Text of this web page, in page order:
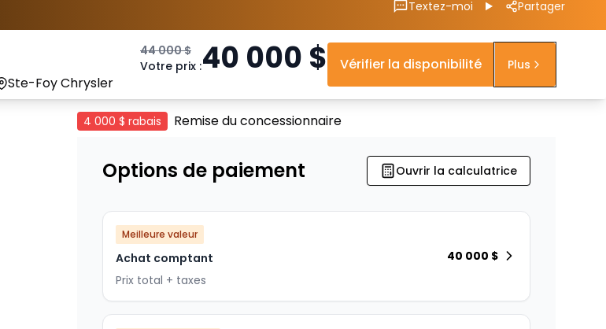
Textez-moi Partager
Ste-Foy Chrysler
44 000$
Votre prix :40 000 $ Vérifier la disponibilité Plus
4 000 $ rabais Remise du concessionnaire
Options de paiement Ouvrir la calculatrice
Meilleure valeur
Achat comptant
Prix total + taxes
40 000 $